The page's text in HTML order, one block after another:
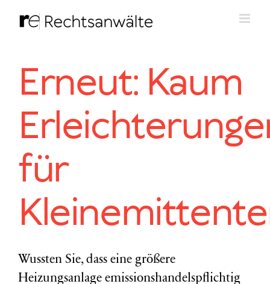
Inhalt
Erneut: Kaum
für
Wussten Sie, dass eine größere
Heizungsanlage emissionshandelspflichtig